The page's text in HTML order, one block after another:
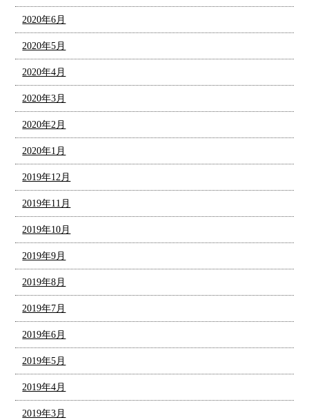
2020年6月
2020年5月
2020年4月
2020年3月
2020年2月
2020年1月
2019年12月
2019年11月
2019年10月
2019年9月
2019年8月
2019年7月
2019年6月
2019年5月
2019年4月
2019年3月